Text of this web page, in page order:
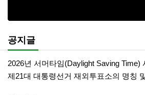
공지글
2026년 서머타임(Daylight Saving Time)